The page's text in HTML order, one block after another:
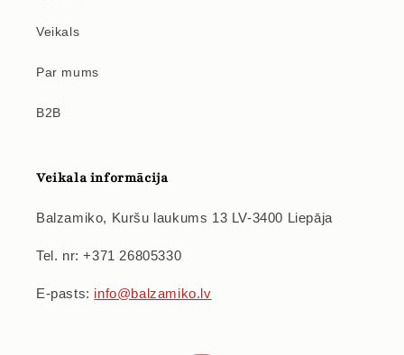
Veikals
Par mums
B2B
Veikala informācija
Balzamiko, Kuršu laukums 13 LV-3400 Liepāja
Tel. nr: +371 26805330
E-pasts: info@balzamiko.lv